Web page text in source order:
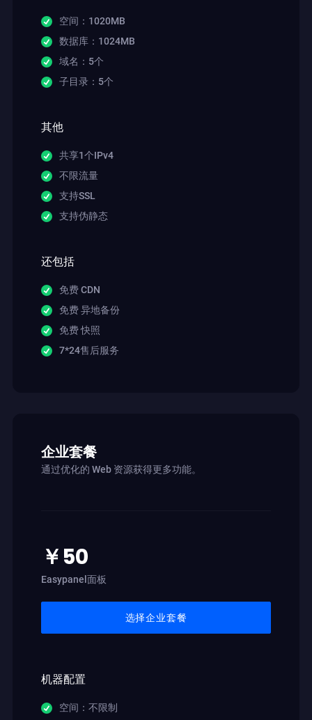
空间：1020MB
数据库：1024MB
域名：5个
子目录：5个
其他
共享1个IPv4
不限流量
支持SSL
支持伪静态
还包括
免费 CDN
免费 异地备份
免费 快照
7*24售后服务
企业套餐
通过优化的 Web 资源获得更多功能。
￥50
Easypanel面板
选择企业套餐
机器配置
空间：不限制